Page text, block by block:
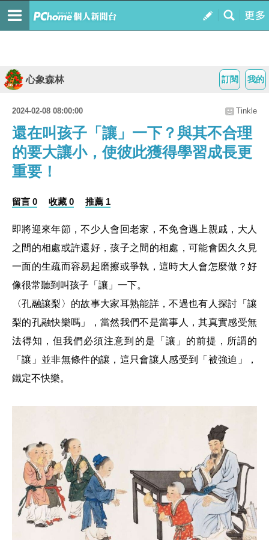
我的
訂閱
心象森林
2024-02-08 08:00:00 Tinkle
還在叫孩子「讓」一下？與其不合理
的要大讓小，使彼此獲得學習成長更
重要！
留言 0 收藏 0 推薦 1
即將迎來年節，不少人會回老家，不免會遇上親戚，大人
之間的相處或許還好，孩子之間的相處，可能會因久久見
一面的生疏而容易起磨擦或爭執，這時大人會怎麼做？好
像很常聽到叫孩子「讓」一下。
〈孔融讓梨〉的故事大家耳熟能詳，不過也有人探討「讓
梨的孔融快樂嗎」，當然我們不是當事人，其真實感受無
法得知，但我們必須注意到的是「讓」的前提，所謂的
「讓」並非無條件的讓，這只會讓人感受到「被強迫」，
鐵定不快樂。